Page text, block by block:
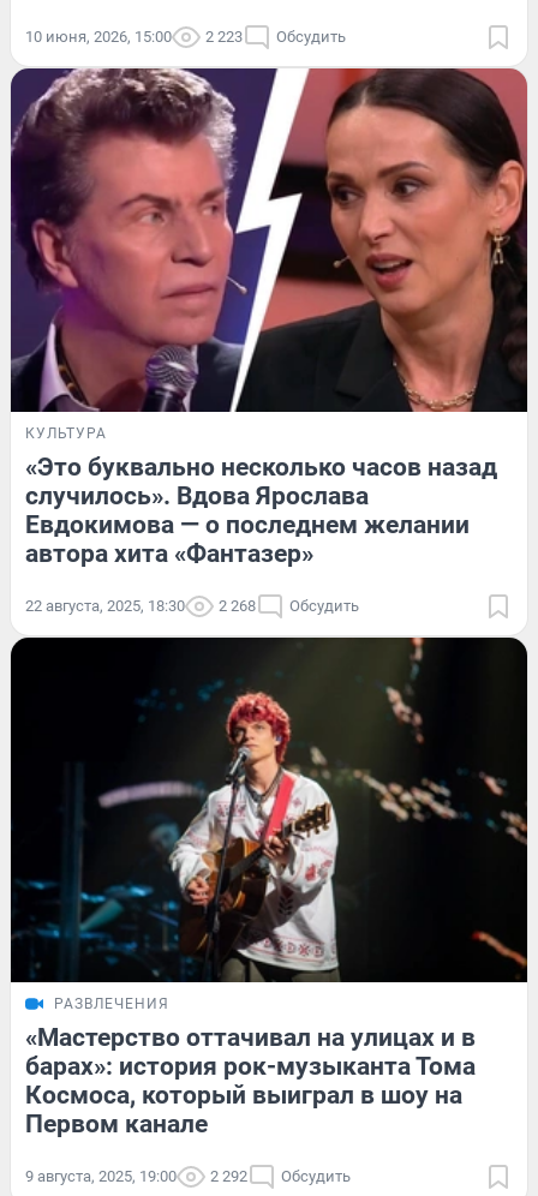
10 июня, 2026, 15:00 2 223 Обсудить
КУЛЬТУРА
«Это буквально несколько часов назад
случилось». Вдова Ярослава
Евдокимова — о последнем желании
автора хита «Фантазер»
22 августа, 2025, 18:30 2 268 Обсудить
РАЗВЛЕЧЕНИЯ
«Мастерство оттачивал на улицах и в
барах»: история рок-музыканта Тома
Космоса, который выиграл в шоу на
Первом канале
9 августа, 2025, 19:00 2 292 Обсудить